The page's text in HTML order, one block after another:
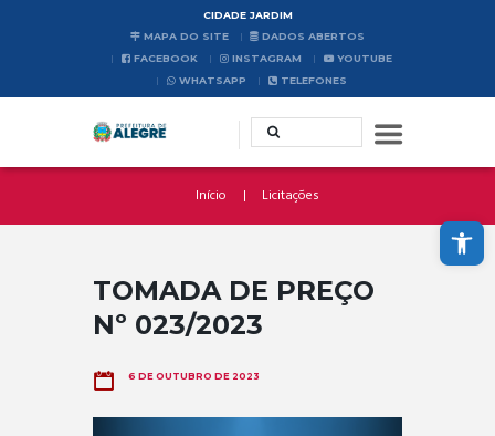
Abrir a barra de ferramentas
CIDADE JARDIM
MAPA DO SITE
DADOS ABERTOS
FACEBOOK
INSTAGRAM
YOUTUBE
WHATSAPP
TELEFONES
Início Licitações
TOMADA DE PREÇO
Nº 023/2023
6 DE OUTUBRO DE 2023